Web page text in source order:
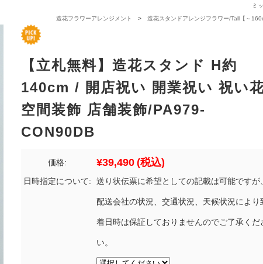
ミ
造花フラワーアレンジメント
造花スタンドアレンジフラワー/Tall【～
【立札無料】造花スタンド H約
140cm / 開店祝い 開業祝い 祝い
空間装飾 店舗装飾/PA979-
CON90DB
価格: ¥39,490 (税込)
日時指定について: 送り状伝票に希望としての記載は可能ですが
配送会社の状況、交通状況、天候状況により
着日時は保証しておりませんのでご了承くだ
い。